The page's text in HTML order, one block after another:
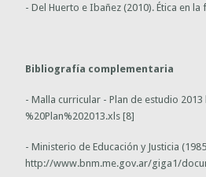
- Del Huerto e Ibañez (2010). Ética en
Bibliografía complementaria
- Malla curricular - Plan de estudio
%20Plan%202013.xls [8]
- Ministerio de Educación y Justicia
http://www.bnm.me.gov.ar/giga1/